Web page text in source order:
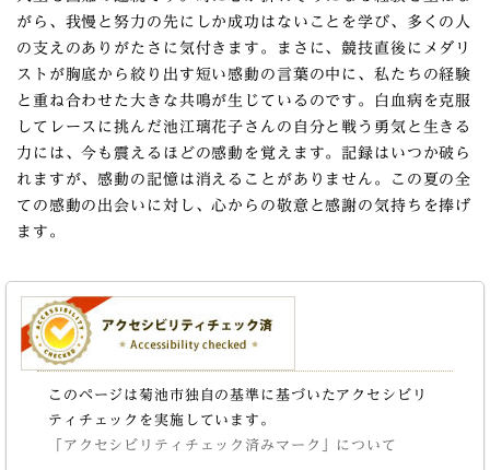
がら、我慢と努力の先にしか成功はないことを学び、多くの人
の支えのありがたさに気付きます。まさに、競技直後にメダリ
ストが胸底から絞り出す短い感動の言葉の中に、私たちの経験
と重ね合わせた大きな共鳴が生じているのです。白血病を克服
してレースに挑んだ池江璃花子さんの自分と戦う勇気と生きる
力には、今も震えるほどの感動を覚えます。記録はいつか破ら
れますが、感動の記憶は消えることがありません。この夏の全
ての感動の出会いに対し、心からの敬意と感謝の気持ちを捧げ
ます。
このページは菊池市独自の基準に基づいたアクセシビリ
ティチェックを実施しています。
「アクセシビリティチェック済みマーク」について